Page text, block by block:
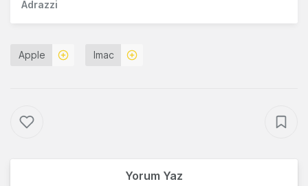
Adrazzi
Apple Imac
Yorum Yaz